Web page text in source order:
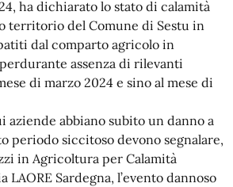
ha dichiarato lo stato di calamità
territorio del Comune di Sestu in
dal comparto agricolo in
assenza di rilevanti
di marzo 2024 e sino al mese di
aziende abbiano subito un danno a
periodo siccitoso devono segnalare,
in Agricoltura per Calamità
LAORE Sardegna, l’evento dannoso